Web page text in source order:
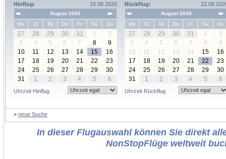
Hinflug: 15.08.2026
August 2026
Mo
Di Mi Do Fr Sa So
27 28 29 30 31 1
2
3
4 5 6 7 8
9
10
11 12 13 14 15
16
17
18 19 20 21 22
23
24
25 26 27 28 29
30
31
1 2 3 4 5 6
Uhrzeit Hinflug
Rückflug:
August 2026
Mo
Di Mi Do Fr Sa So
27 28 29 30 31 1
2
3
4 5 6 7 8
9
10
11 12 13 14 15
16
17
18 19 20 21 22
23
24
25 26 27 28 29
30
31
1 2 3 4 5 6
Uhrzeit Rückflug
» neue Suche
In dieser Flugauswahl können Sie direkt
NonStopFlüge weltweit